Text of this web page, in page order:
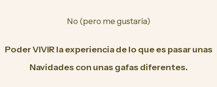
No (pero me gustaría)
Poder VIVIR la experiencia de lo que es pasar unas
Navidades con unas gafas diferentes.